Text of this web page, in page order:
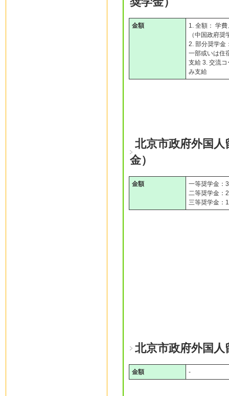
金額
1. 全額： 学
（中国政府
2. 部分奨学金
一部或いは住
支給 3. 交流
み支給
北京市政府外国
金）
金額
一等奨学金：
二等奨学金：
三等奨学金：
北京市政府外国
金額 -